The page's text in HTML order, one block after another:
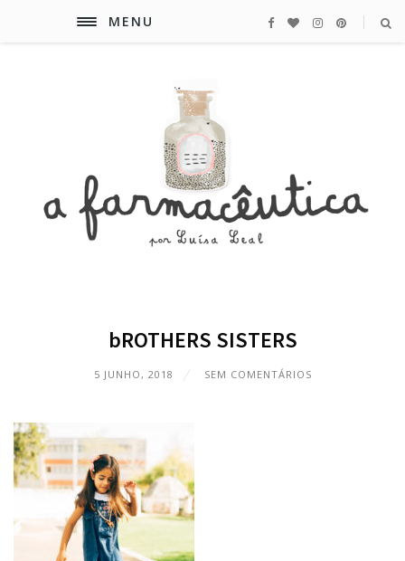
MENU
bROTHERS SISTERS
5 JUNHO, 2018 SEM COMENTÁRIOS